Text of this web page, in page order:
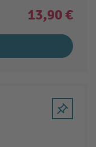
13,90 €